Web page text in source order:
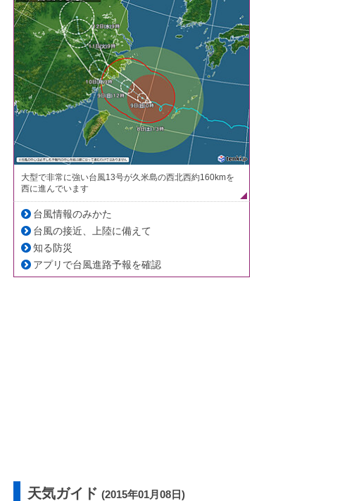
大型で非常に強い台風13号が久米島の西北西約160kmを
西に進んでいます
台風情報のみかた
台風の接近、上陸に備えて
知る防災
アプリで台風進路予報を確認
天気ガイド (2015年01月08日)